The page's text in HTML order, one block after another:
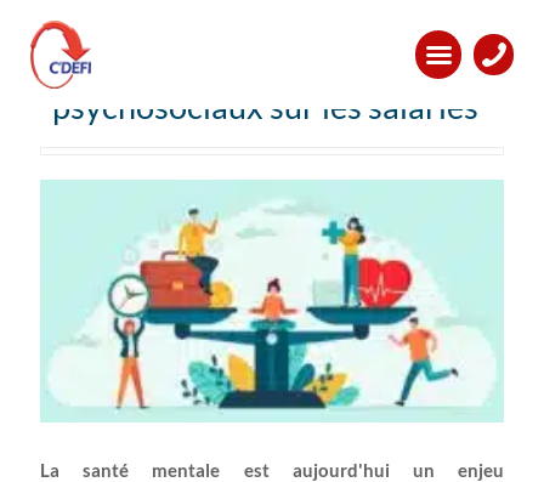
Santé mentale au travail :
impacts des risques
psychosociaux sur les salariés
La santé mentale est aujourd'hui un enjeu